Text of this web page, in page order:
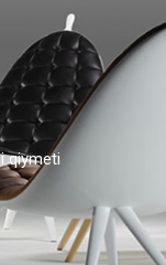
qiymeti